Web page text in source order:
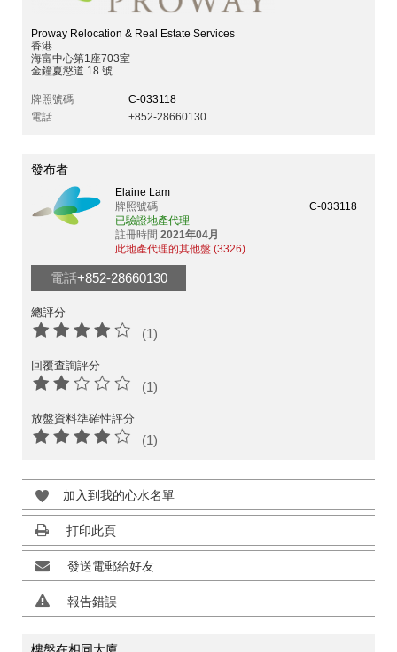
Proway Relocation & Real Estate Services
香港
海富中心第1座703室
金鐘夏慤道 18 號
牌照號碼
C-033118
電話
+852-28660130
發布者
Elaine Lam
牌照號碼
C-033118
已驗證地產代理
註冊時間 2021年04月
此地產代理的其他盤 (3326)
電話+852-28660130
總評分
(1)
回覆查詢評分
(1)
放盤資料準確性評分
(1)
加入到我的心水名單
打印此頁
發送電郵給好友
報告錯誤
樓盤在相同大廈